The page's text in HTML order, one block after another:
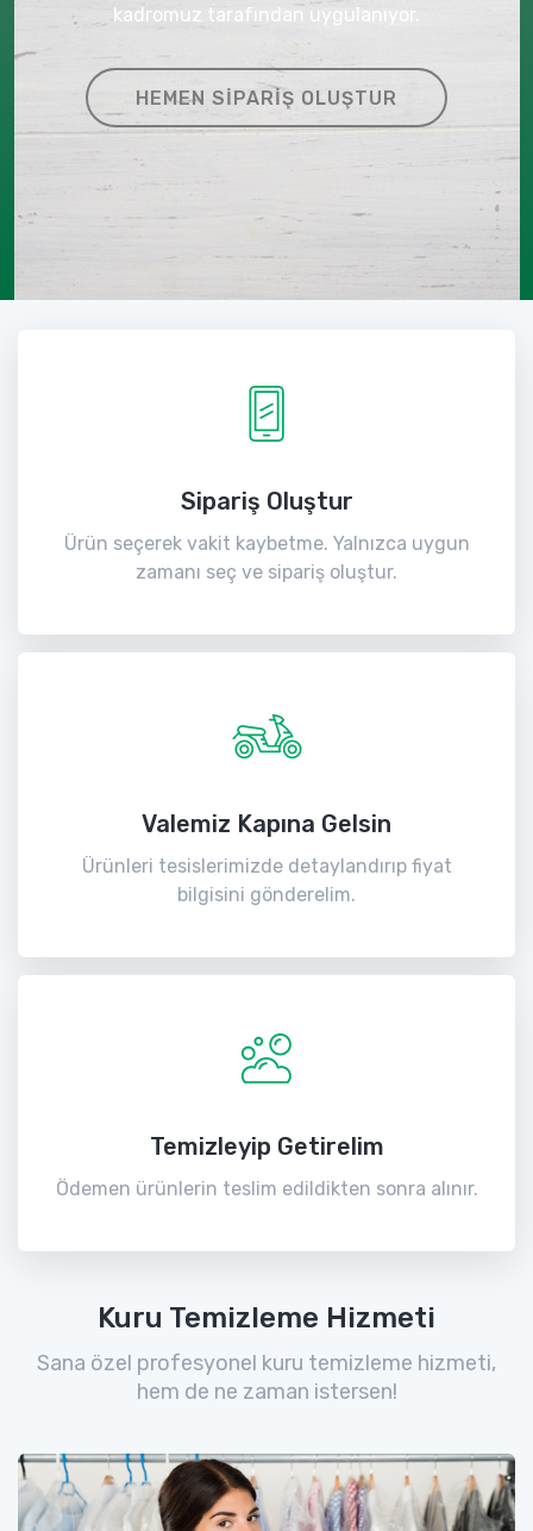
kadromuz tarafından uygulanıyor.
HEMEN SIPARIŞ OLUŞTUR
Sipariş Oluştur
Ürün seçerek vakit kaybetme. Yalnızca uygun
zamanı seç ve sipariş oluştur.
Valemiz Kapına Gelsin
Ürünleri tesislerimizde detaylandırıp fiyat
bilgisini gönderelim.
Temizleyip Getirelim
Ödemen ürünlerin teslim edildikten sonra alınır.
Kuru Temizleme Hizmeti
Sana özel profesyonel kuru temizleme hizmeti,
hem de ne zaman istersen!